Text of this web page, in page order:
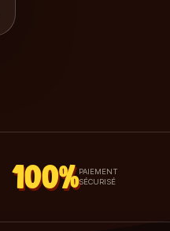
100%PAIEMENT
SÉCURISÉ